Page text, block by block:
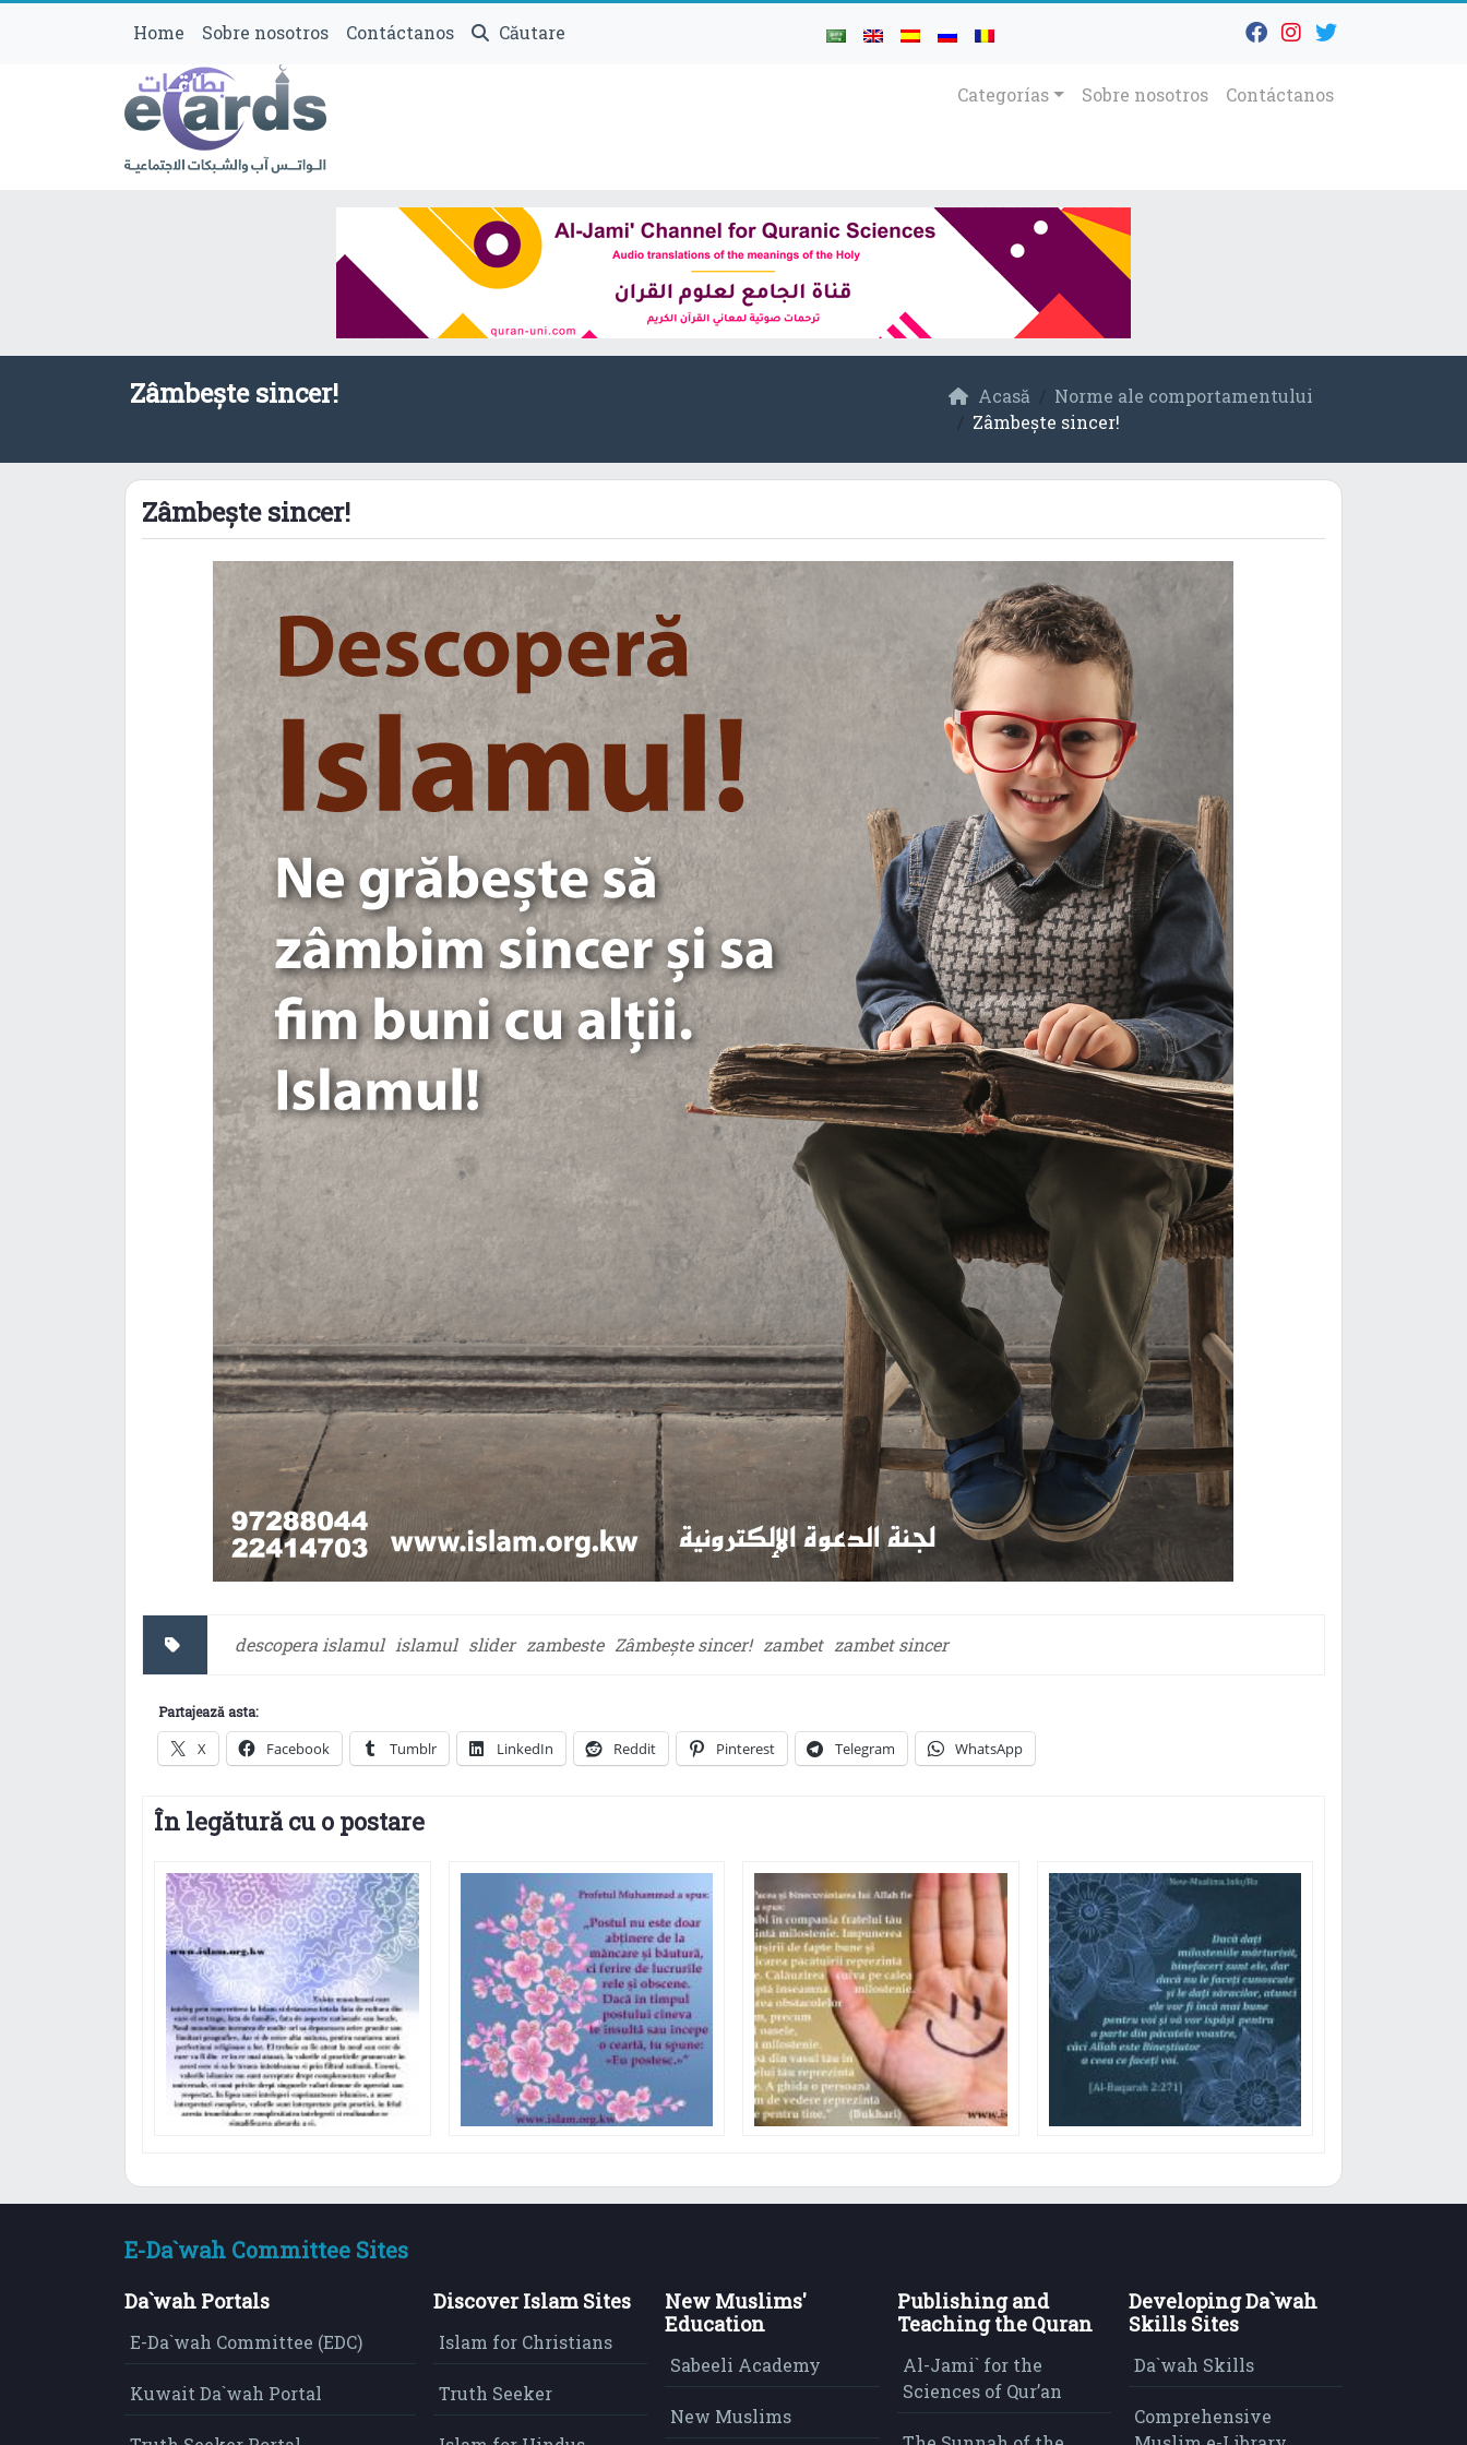
Home Sobre nosotros Contáctanos Căutare
Categorías Sobre nosotros Contáctanos
Zâmbește sincer! Acasă
Norme ale comportamentului
Zâmbește sincer!
Zâmbește sincer!
descopera islamul islamul slider zambeste Zâmbește sincer! zambet zambet sincer
Partajează asta:
X Facebook Tumblr LinkedIn Reddit Pinterest Telegram WhatsApp
În legătură cu o postare
E-Da`wah Committee Sites
Da`wah Portals
E-Da`wah Committee (EDC)
Kuwait Da`wah Portal
Discover Islam Sites
Islam for Christians
Truth Seeker
New Muslims'
Education
Sabeeli Academy
New Muslims
Publishing and
Teaching the Quran
Al-Jami` for the
Sciences of Qur’an
Developing Da`wah
Skills Sites
Da`wah Skills
Comprehensive